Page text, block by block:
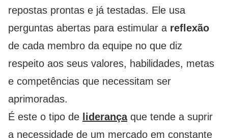
repostas prontas e já testadas. Ele usa
perguntas abertas para estimular a reflexão
de cada membro da equipe no que diz
respeito aos seus valores, habilidades, metas
e competências que necessitam ser
aprimoradas.
É este o tipo de liderançaque tende a suprir
a necessidade de um mercado em constante